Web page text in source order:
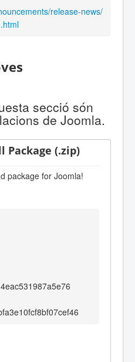
release-news/
secció són
de Joomla.
Package (.zip)
package for Joomla!